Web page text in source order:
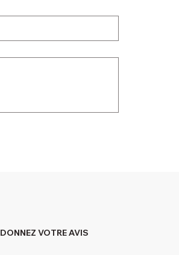
DONNEZ VOTRE AVIS